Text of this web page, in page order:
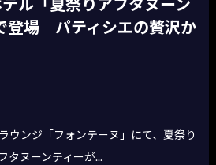
ル「夏祭りアフタヌーン
登場 パティシエの贅沢か
ウンジ「フォンテーヌ」にて、夏祭り
タヌーンティーが...